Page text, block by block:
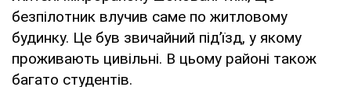
безпілотник влучив саме по житловому
будинку. Це був звичайний під’їзд, у якому
проживають цивільні. В цьому районі також
багато студентів.